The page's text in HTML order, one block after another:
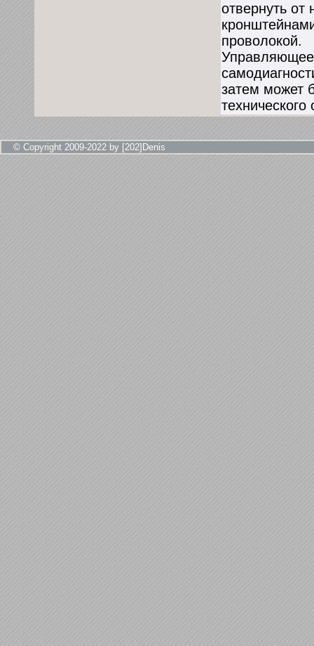
отвернуть от
проволокой.
Управляющее
затем может
© Copyright 2009-2022 by [202]Denis